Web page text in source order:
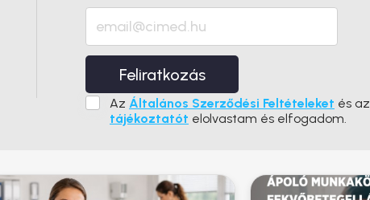
Feliratkozás
Az Általános Szerződési Feltételeket és az
tájékoztatót elolvastam és elfogadom.